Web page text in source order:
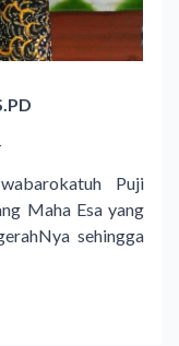
Puji
Maha Esa yang
sehingga